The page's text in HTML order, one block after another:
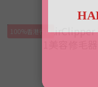
100%香港行貨